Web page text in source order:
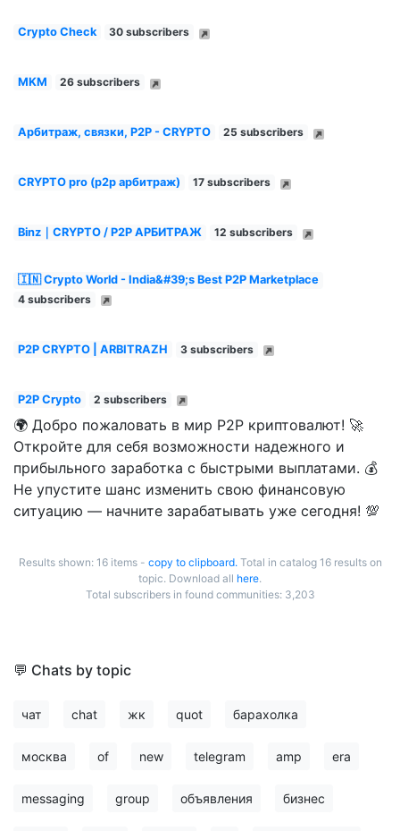
Crypto Check 30 subscribers
MKM 26 subscribers
Арбитраж, связки, P2P - CRYPTO 25 subscribers
CRYPTO pro (p2p арбитраж) 17 subscribers
Binz｜CRYPTO / P2P АРБИТРАЖ 12 subscribers
🇮🇳 Crypto World - India&#39;s Best P2P Marketplace
4 subscribers
P2P CRYPTO | ARBITRAZH 3 subscribers
P2P Crypto 2 subscribers
🌍 Добро пожаловать в мир P2P криптовалют! 🚀
Откройте для себя возможности надежного и
прибыльного заработка с быстрыми выплатами. 💰
Не упустите шанс изменить свою финансовую
ситуацию — начните зарабатывать уже сегодня! 💯
Results shown: 16 items - copy to clipboard. Total in catalog 16 results on
topic. Download all here.
Total subscribers in found communities: 3,203
💬 Chats by topic
чат chat жк quot барахолка
москва of new telegram amp era
messaging group объявления бизнес